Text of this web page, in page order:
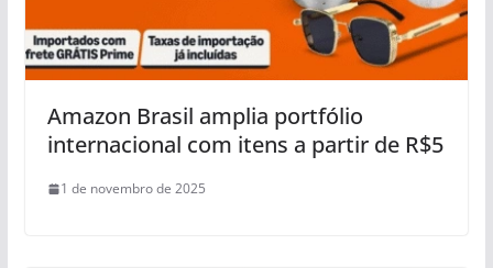
Amazon Brasil amplia portfólio
internacional com itens a partir de R$5
1 de novembro de 2025